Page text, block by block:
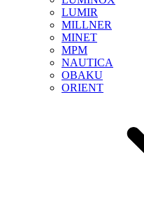
LUMIR
MILLNER
MINET
MPM
NAUTICA
OBAKU
ORIENT